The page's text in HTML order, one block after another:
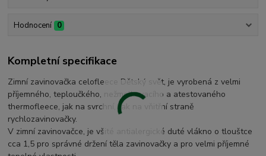
Hodnocení 0
Kompletní specifikace
Zimní zavinovačka celofleece Dětský svět, je vyrobená z velmi
příjemného, teploučkého, nežmolkovacího a atestovaného
thermofleece, jak na svrchní, tak na vňitřní straně
rychlozavinovačky.
V zimní zavinovačce, je všité antialergické duté vlákno o tlouštce
cca 1,5 pro správné držení těla zavinovačky a pro velmi příjemné